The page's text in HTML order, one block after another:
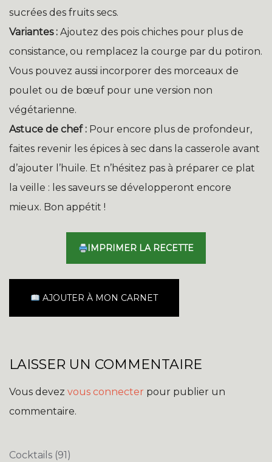
sucrées des fruits secs.
Variantes : Ajoutez des pois chiches pour plus de
consistance, ou remplacez la courge par du potiron.
Vous pouvez aussi incorporer des morceaux de
poulet ou de bœuf pour une version non
végétarienne.
Astuce de chef : Pour encore plus de profondeur,
faites revenir les épices à sec dans la casserole avant
d’ajouter l’huile. Et n’hésitez pas à préparer ce plat
la veille : les saveurs se développeront encore
mieux. Bon appétit !
IMPRIMER LA RECETTE
AJOUTER À MON CARNET
LAISSER UN COMMENTAIRE
Vous devez vous connecter pour publier un
commentaire.
Cocktails (91)